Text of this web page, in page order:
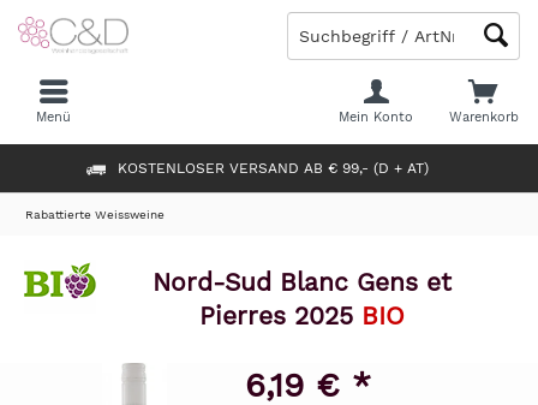
KOSTENLOSER VERSAND AB € 99,- (D + AT)
Warenkorb
Mein Konto
Menü
Rabattierte Weissweine
Nord-Sud Blanc Gens et
Pierres 2025 BIO
6,19 € *